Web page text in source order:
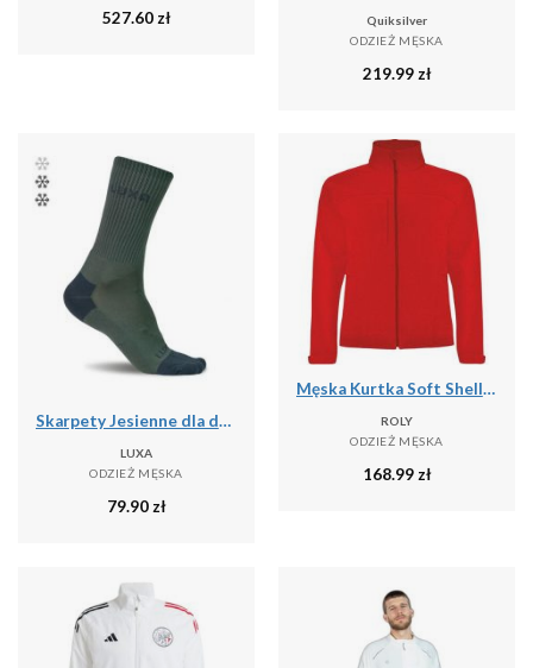
527.60 zł
Quiksilver
ODZIEŻ MĘSKA
219.99 zł
Skarpety Jesienne dla dorosłych LUXA Finest
LUXA
ODZIEŻ MĘSKA
79.90 zł
Męska Kurtka Soft Shell Rudolph
ROLY
ODZIEŻ MĘSKA
168.99 zł